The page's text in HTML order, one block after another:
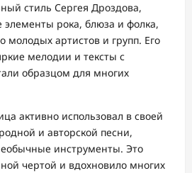
стиль Сергея Дроздова,
рока, блюза и фолка,
молодых артистов и групп. Его
мелодии и тексты с
образцом для многих
активно использовал в своей
и авторской песни,
инструменты. Это
чертой и вдохновило многих